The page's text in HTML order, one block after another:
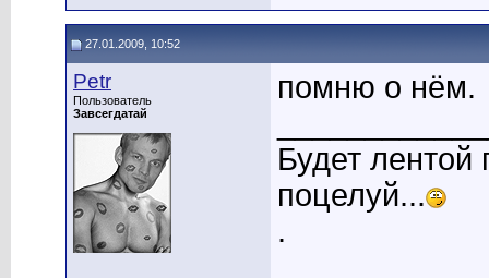
27.01.2009, 10:52
Petr
Пользователь
Завсегдатай
помню о нём.
Будет лентой
поцелуй...
.